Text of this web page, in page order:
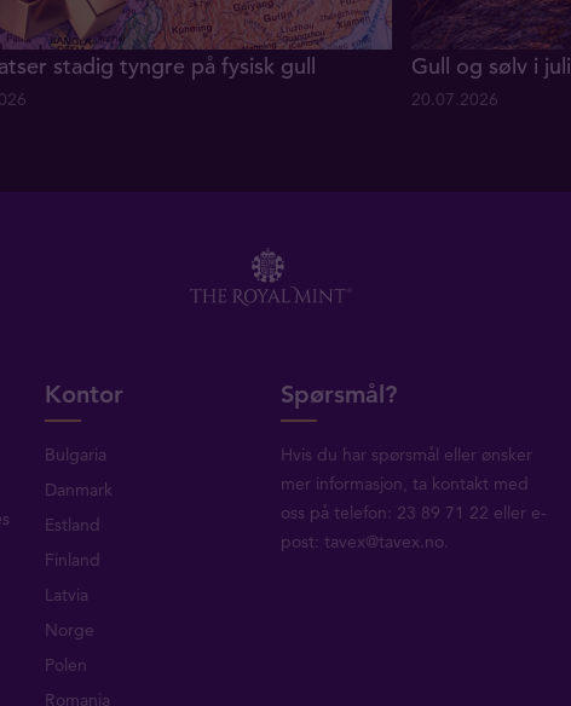
stadig tyngre på fysisk gull Gull og sølv i juli
20.07.2026
Kontor
Bulgaria
Danmark
Estland
Finland
Latvia
Norge
Polen
Romania
Spørsmål?
Hvis du har spørsmål eller ønsker
mer informasjon, ta kontakt med
oss på telefon: 23 89 71 22 eller e-
post: tavex@tavex.no.